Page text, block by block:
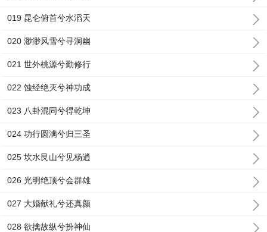
019 昆仑俯首兮水滔天
020 渺渺风雪兮寻洞幽
021 世外桃源兮勤修行
022 蚀经绝灭兮神功成
023 八卦混同兮得乾坤
024 功行圆满兮归三圣
025 坎水艮山兮见杨逍
026 光明绝顶兮会群雄
027 大婚献礼兮还真颜
028 欲擒故纵兮扮神仙